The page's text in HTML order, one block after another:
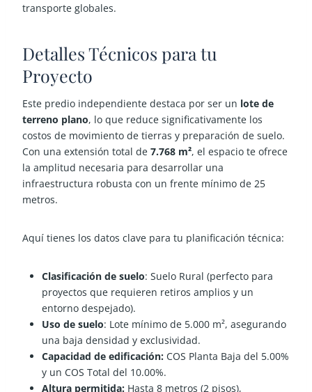
transporte globales.
Detalles Técnicos para tu
Proyecto
Este predio independiente destaca por ser un lote de
terreno plano, lo que reduce significativamente los
costos de movimiento de tierras y preparación de suelo.
Con una extensión total de 7.768 m², el espacio te ofrece
la amplitud necesaria para desarrollar una
infraestructura robusta con un frente mínimo de 25
metros.
Aquí tienes los datos clave para tu planificación técnica:
Clasificación de suelo: Suelo Rural (perfecto para
proyectos que requieren retiros amplios y un
entorno despejado).
Uso de suelo: Lote mínimo de 5.000 m², asegurando
una baja densidad y exclusividad.
Capacidad de edificación: COS Planta Baja del 5.00%
y un COS Total del 10.00%.
Altura permitida: Hasta 8 metros (2 pisos),